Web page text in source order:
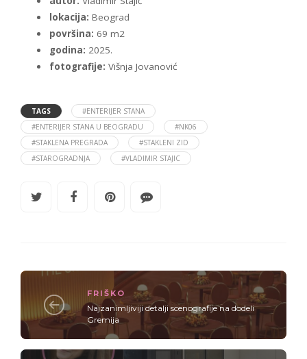
lokacija: Beograd
površina: 69 m2
godina: 2025.
fotografije: Višnja Jovanović
TAGS
#ENTERIJER STANA
#ENTERIJER STANA U BEOGRADU
#NK06
#STAKLENA PREGRADA
#STAKLENI ZID
#STAROGRADNJA
#VLADIMIR STAJIC
FRIŠKO
Najzanimljiviji detalji scenografije na dodeli
Gremija